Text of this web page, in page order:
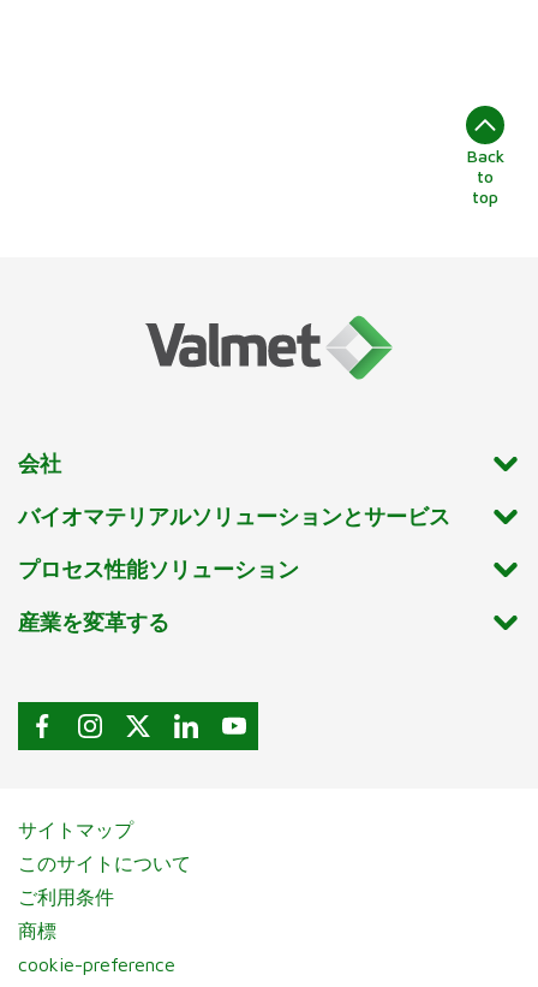
Back
to
top
会社
バイオマテリアルソリューションとサービス
プロセス性能ソリューション
産業を変革する
サイトマップ
このサイトについて
ご利用条件
商標
cookie-preference